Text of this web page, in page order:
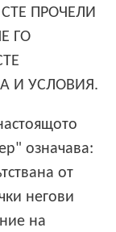
ПРОЧЕЛИ
ГО
И УСЛОВИЯ.
означава:
от
негови
на